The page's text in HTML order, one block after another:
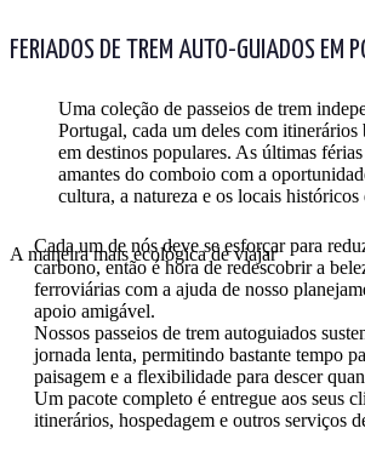
A maneira mais ecológica de viajar
FERIADOS DE TREM AUTO-GUIADOS EM
Uma coleção de passeios de trem
Portugal, cada um deles com itinerários
em destinos populares. As últimas
amantes do comboio com a
cultura, a natureza e os locais históricos
Cada um de nós deve se esforçar para
carbono, então é hora de redescobrir a
ferroviárias com a ajuda de nosso
apoio amigável.
Nossos passeios de trem autoguiados
jornada lenta, permitindo bastante tempo
paisagem e a flexibilidade para descer
Um pacote completo é entregue aos seus
itinerários, hospedagem e outros serviços